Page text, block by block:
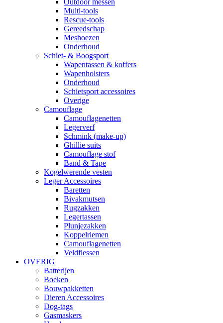
Multi-tools
Rescue-tools
Gereedschap
Meshoezen
Onderhoud
Schiet- & Boogsport
Wapentassen & koffers
Wapenholsters
Onderhoud
Schietsport accessoires
Overige
Camouflage
Camouflagenetten
Legerverf
Schmink (make-up)
Ghillie suits
Camouflage stof
Band & Tape
Kogelwerende vesten
Leger Accessoires
Baretten
Bivakmutsen
Rugzakken
Legertassen
Plunjezakken
Koppelriemen
Camouflagenetten
Veldflessen
OVERIG
Batterijen
Boeken
Bouwpakketten
Dieren Accessoires
Dog-tags
Gasmaskers